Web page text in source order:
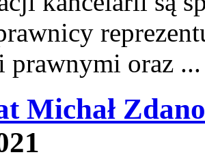
prawnymi oraz
Michał